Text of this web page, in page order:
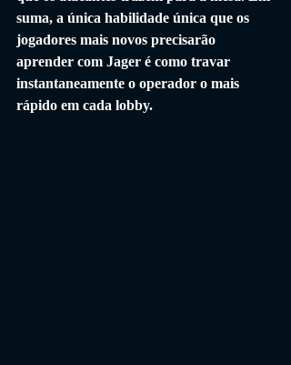
suma, a única habilidade única que os
jogadores mais novos precisarão
aprender com Jager é como travar
instantaneamente o operador o mais
rápido em cada lobby.